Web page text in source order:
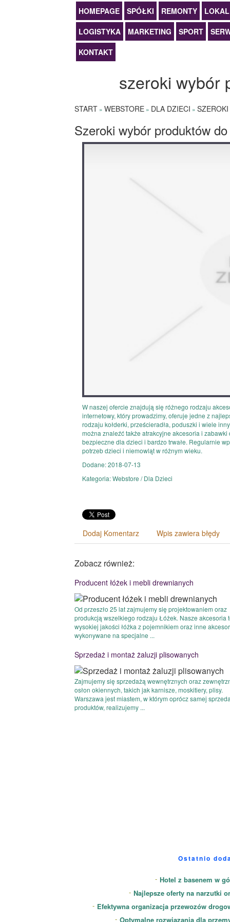
HOMEPAGE SPÓŁKI REMONTY
LOGISTYKA
MARKETING SPORT
KONTAKT
szeroki wybór
START » WEBSTORE » DLA DZIECI »
Szeroki wybór produktów
W naszej ofercie znajdują się różnego rodzaju
internetowy, który prowadzimy, oferuje jedne z
rodzaju kołderki, prześcieradła, poduszki i wiele
można znaleźć także atrakcyjne akcesoria i
bezpieczne dla dzieci i bardzo trwałe. Regularnie
potrzeb dzieci i niemowląt w różnym wieku.
Dodane: 2018-07-13
Kategoria: Webstore / Dla Dzieci
Dodaj Komentarz Wpis zawiera błędy
Zobacz również:
Producent łóżek i mebli drewnianych
Od przeszło 25 lat zajmujemy się projektowaniem oraz
produkcją wszelkiego rodzaju Łóżek. Nasze akcesoria
wysokiej jakości łóżka z pojemnikiem oraz inne
wykonywane na specjalne ...
Sprzedaż i montaż żaluzji plisowanych
Zajmujemy się sprzedażą wewnętrznych oraz
osłon okiennych, takich jak karnisze, moskitiery, plisy.
Warszawa jest miastem, w którym oprócz samej
produktów, realizujemy ...
Ostatnio
Hotel z basenem w
Najlepsze oferty na narzutki
Efektywna organizacja przewozów
Optymalne rozwiązania dla